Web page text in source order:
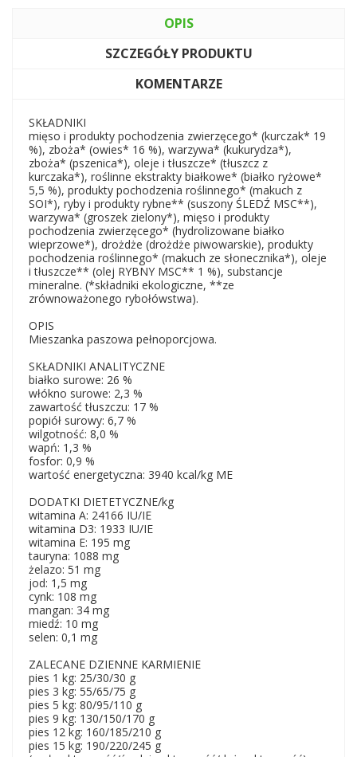
OPIS
SZCZEGÓŁY PRODUKTU
KOMENTARZE
SKŁADNIKI
mięso i produkty pochodzenia zwierzęcego* (kurczak* 19
%), zboża* (owies* 16 %), warzywa* (kukurydza*),
zboża* (pszenica*), oleje i tłuszcze* (tłuszcz z
kurczaka*), roślinne ekstrakty białkowe* (białko ryżowe*
5,5 %), produkty pochodzenia roślinnego* (makuch z
SOI*), ryby i produkty rybne** (suszony ŚLEDŹ MSC**),
warzywa* (groszek zielony*), mięso i produkty
pochodzenia zwierzęcego* (hydrolizowane białko
wieprzowe*), drożdże (drożdże piwowarskie), produkty
pochodzenia roślinnego* (makuch ze słonecznika*), oleje
i tłuszcze** (olej RYBNY MSC** 1 %), substancje
mineralne. (*składniki ekologiczne, **ze
zrównoważonego rybołówstwa).
OPIS
Mieszanka paszowa pełnoporcjowa.
SKŁADNIKI ANALITYCZNE
białko surowe: 26 %
włókno surowe: 2,3 %
zawartość tłuszczu: 17 %
popiół surowy: 6,7 %
wilgotność: 8,0 %
wapń: 1,3 %
fosfor: 0,9 %
wartość energetyczna: 3940 kcal/kg ME
DODATKI DIETETYCZNE/kg
witamina A: 24166 IU/IE
witamina D3: 1933 IU/IE
witamina E: 195 mg
tauryna: 1088 mg
żelazo: 51 mg
jod: 1,5 mg
cynk: 108 mg
mangan: 34 mg
miedź: 10 mg
selen: 0,1 mg
ZALECANE DZIENNE KARMIENIE
pies 1 kg: 25/30/30 g
pies 3 kg: 55/65/75 g
pies 5 kg: 80/95/110 g
pies 9 kg: 130/150/170 g
pies 12 kg: 160/185/210 g
pies 15 kg: 190/220/245 g